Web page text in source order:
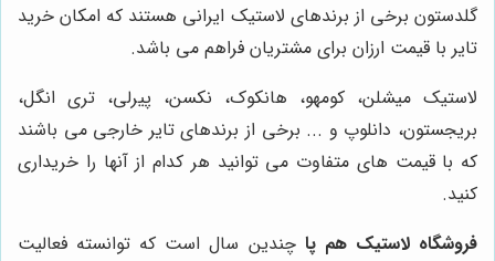
گلدستون برخی از برندهای لاستیک ایرانی هستند که امکان خرید
تایر با قیمت ارزان برای مشتریان فراهم می باشد.
لاستیک میشلن، کومهو، هانکوک، نکسن، پیرلی، تری انگل،
بریجستون، دانلوپ و ... برخی از برندهای تایر خارجی می باشند
که با قیمت های متفاوت می توانید هر کدام از آنها را خریداری
کنید.
فروشگاه لاستیک هم پا چندین سال است که توانسته فعالیت